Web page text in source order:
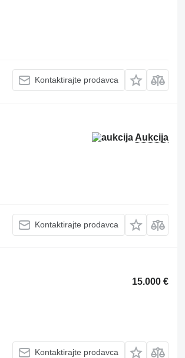
Kontaktirajte prodavca
Aukcija
Kontaktirajte prodavca
15.000 €
Kontaktirajte prodavca